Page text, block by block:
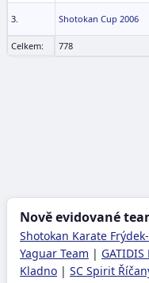
3. Shotokan Cup 2006
Celkem: 778
Nově evidované
Shotokan Karate
Yaguar Team | GATIDIS
Kladno | SC Spirit